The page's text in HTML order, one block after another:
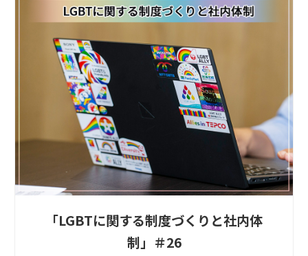
「LGBTに関する制度づくりと社内体
制」＃26